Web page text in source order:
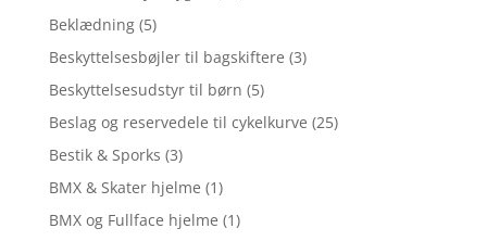
Beklædning (5)
Beskyttelsesbøjler til bagskiftere (3)
Beskyttelsesudstyr til børn (5)
Beslag og reservedele til cykelkurve (25)
Bestik & Sporks (3)
BMX & Skater hjelme (1)
BMX og Fullface hjelme (1)